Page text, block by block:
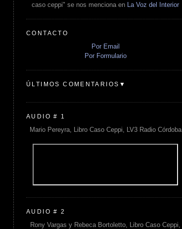
caso ceppi" se nos menciona en
La Voz del Interior
CONTACTO
Por Email
Por Formulario
ÚLTIMOS COMENTARIOS▼
AUDIO # 1
Mario Pereyra, Libro Caso Ceppi, LV3 Radio Córdoba
AUDIO # 2
Rony Vargas y Rebeca Bortoletto, Libro Caso Ceppi,